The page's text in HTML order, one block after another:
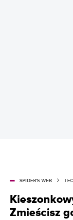
SPIDER'S WEB
Zmieścisz